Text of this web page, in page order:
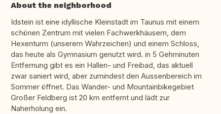
About the neighborhood
Idstein ist eine idyllische Kleinstadt im Taunus mit einem
schönen Zentrum mit vielen Fachwerkhäusern, dem
Hexenturm (unserem Wahrzeichen) und einem Schloss,
das heute als Gymnasium genutzt wird. in 5 Gehminuten
Entfernung gibt es ein Hallen- und Freibad, das aktuell
zwar saniert wird, aber zumindest den Aussenbereich im
Sommer öffnet. Das Wander- und Mountainbikegebiet
Großer Feldberg ist 20 km entfernt und lädt zur
Naherholung ein.